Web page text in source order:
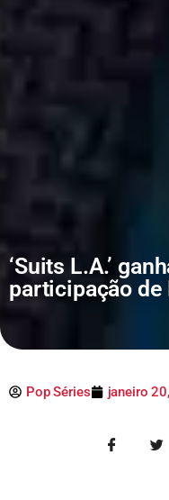
‘Suits L.A.’
participação de
Pop Séries janeiro